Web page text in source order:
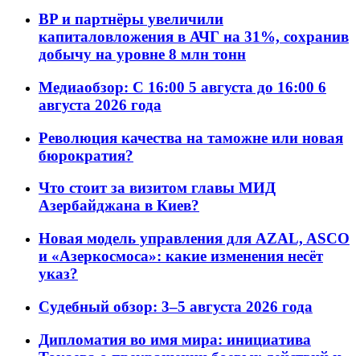
BP и партнёры увеличили
капиталовложения в АЧГ на 31%, сохранив
добычу на уровне 8 млн тонн
Медиаобзор: С 16:00 5 августа до 16:00 6
августа 2026 года
Революция качества на таможне или новая
бюрократия?
Что стоит за визитом главы МИД
Азербайджана в Киев?
Новая модель управления для AZAL, ASCO
и «Азеркосмоса»: какие изменения несёт
указ?
Судебный обзор: 3–5 августа 2026 года
Дипломатия во имя мира: инициатива